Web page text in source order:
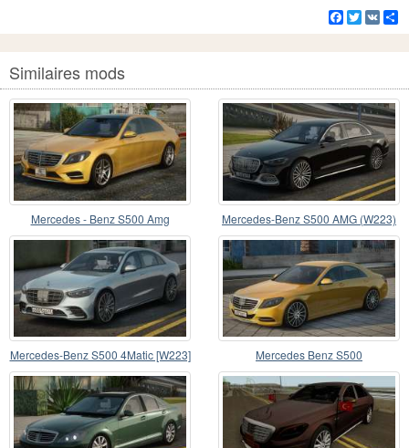
Facebook
Twitter
VK
Similaires mods
Mercedes - Benz S500 Amg
Package W222 2014
Mercedes-Benz S500 AMG (W223)
Mercedes-Benz S500 4Matic [W223] Mercedes Benz S500